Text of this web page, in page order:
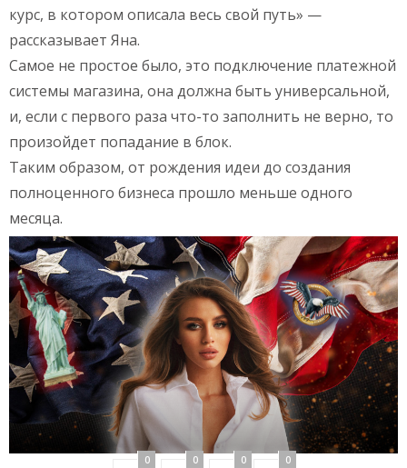
курс, в котором описала весь свой путь» —
рассказывает Яна.
Самое не простое было, это подключение платежной
системы магазина, она должна быть универсальной,
и, если с первого раза что-то заполнить не верно, то
произойдет попадание в блок.
Таким образом, от рождения идеи до создания
полноценного бизнеса прошло меньше одного
месяца.
0 0 0 0